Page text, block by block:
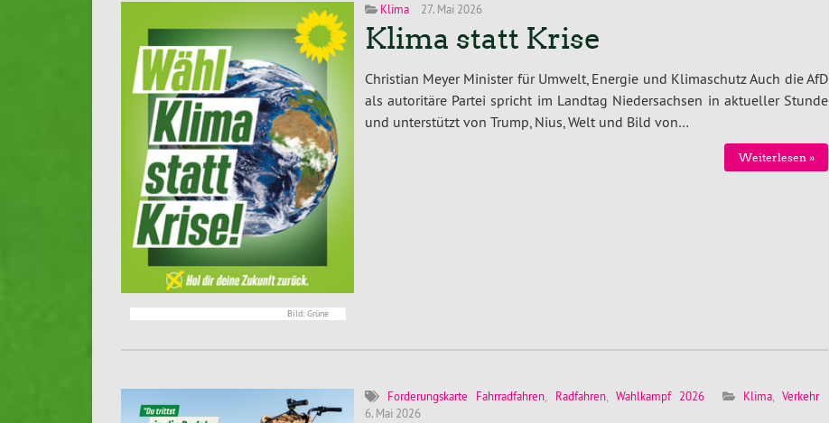
Bild: Grüne
Klima 27. Mai 2026
Klima statt Krise
Christian Meyer Minister für Umwelt, Energie und Klimaschutz Auch die AfD
als autoritäre Partei spricht im Landtag Niedersachsen in aktueller Stunde
und unterstützt von Trump, Nius, Welt und Bild von…
Weiterlesen »
Forderungskarte Fahrradfahren Radfahren, Wahlkampf 2026 Klima,Verkehr
6. Mai 2026